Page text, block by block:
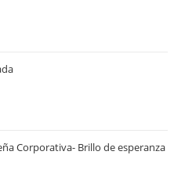
Corporativa- Brillo de esperanza